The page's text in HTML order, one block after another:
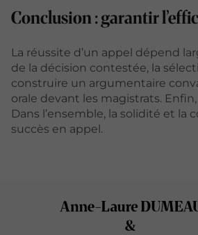
Conclusion : garantir
La réussite d’un appel dépend
de la décision contestée, la
construire un argumentaire
orale devant les magistrats.
Dans l’ensemble, la solidité et
succès en appel.